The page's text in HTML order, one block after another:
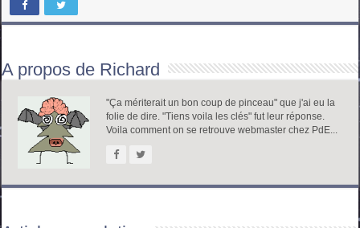
A propos de Richard
"Ça mériterait un bon coup de pinceau" que j'ai eu la
folie de dire. "Tiens voila les clés" fut leur réponse.
Voila comment on se retrouve webmaster chez PdE...